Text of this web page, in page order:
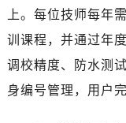
上。每位技师每年
训课程，并通过年
调校精度、防水测
身编号管理，用户